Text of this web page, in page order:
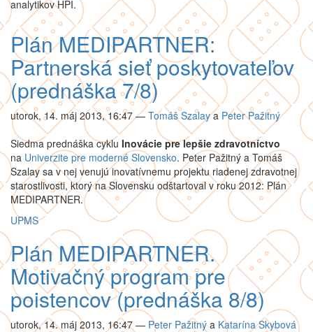
analytikov HPI.
Plán MEDIPARTNER:
Partnerská sieť poskytovateľov
(prednáška 7/8)
utorok, 14. máj 2013, 16:47 — Tomáš Szalaya Peter Pažitný
Siedma prednáška cyklu Inovácie pre lepšie zdravotníctvo
na Univerzite pre moderné Slovensko. Peter Pažitný a Tomáš
Szalay sa v nej venujú inovatívnemu projektu riadenej zdravotnej
starostlivosti, ktorý na Slovensku odštartoval v roku 2012: Plán
MEDIPARTNER.
UPMS
Plán MEDIPARTNER.
Motivačný program pre
poistencov (prednáška 8/8)
utorok, 14. máj 2013, 16:47 — Peter Pažitný a Katarína Skybová